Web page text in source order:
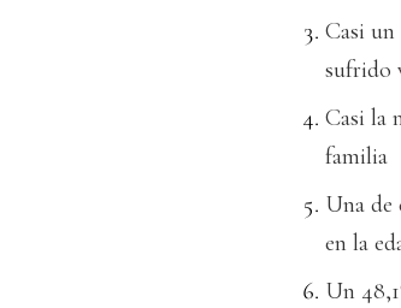
Casi un
sufrido
Casi la
familia
Una de
en la
Un